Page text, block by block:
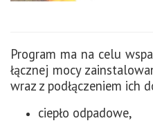
Program ma na celu
łącznej mocy
wraz z podłączeniem ich
ciepło odpadowe,